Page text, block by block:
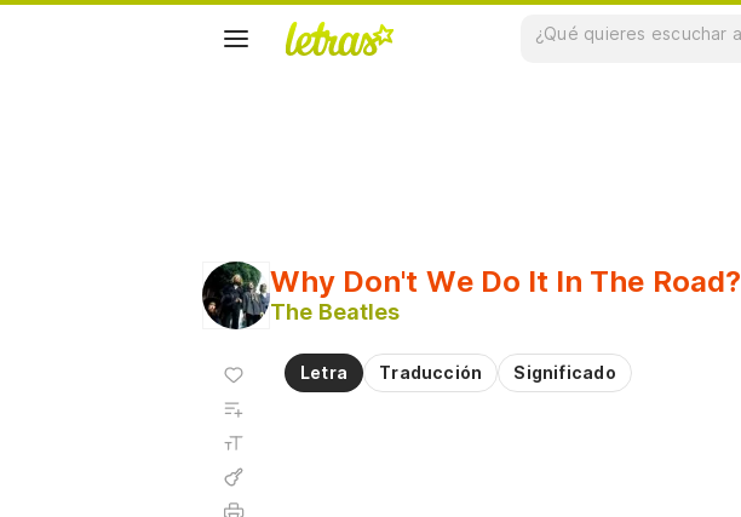
Why Don't We Do It In The Road?
The Beatles
Letra Traducción Significado
Agregar
favoritos
Agregar